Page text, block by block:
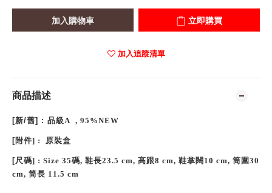
加入購物車 立即購買
加入追蹤清單
商品描述
[新/舊] : 品級A , 95%NEW
[附件] : 原裝盒
[尺碼] : Size 35碼, 鞋長23.5 cm, 高跟8 cm, 鞋掌闊10 cm, 筒圍30
cm, 筒長 11.5 cm